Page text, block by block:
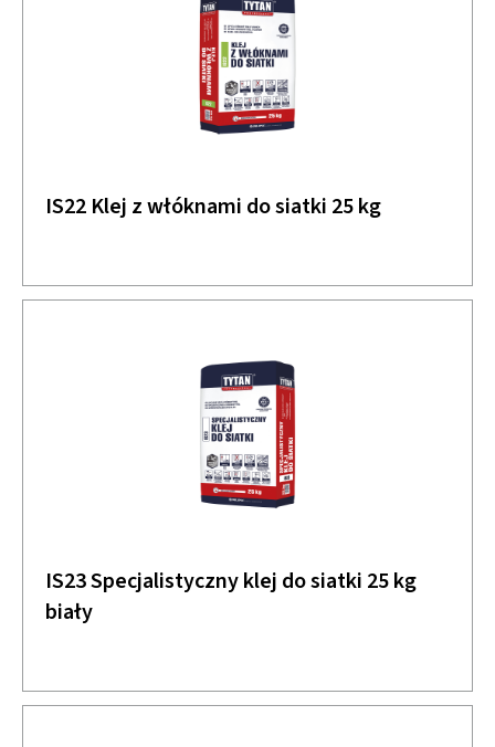
IS22 Klej z włóknami do siatki 25 kg
IS23 Specjalistyczny klej do siatki 25 kg
biały